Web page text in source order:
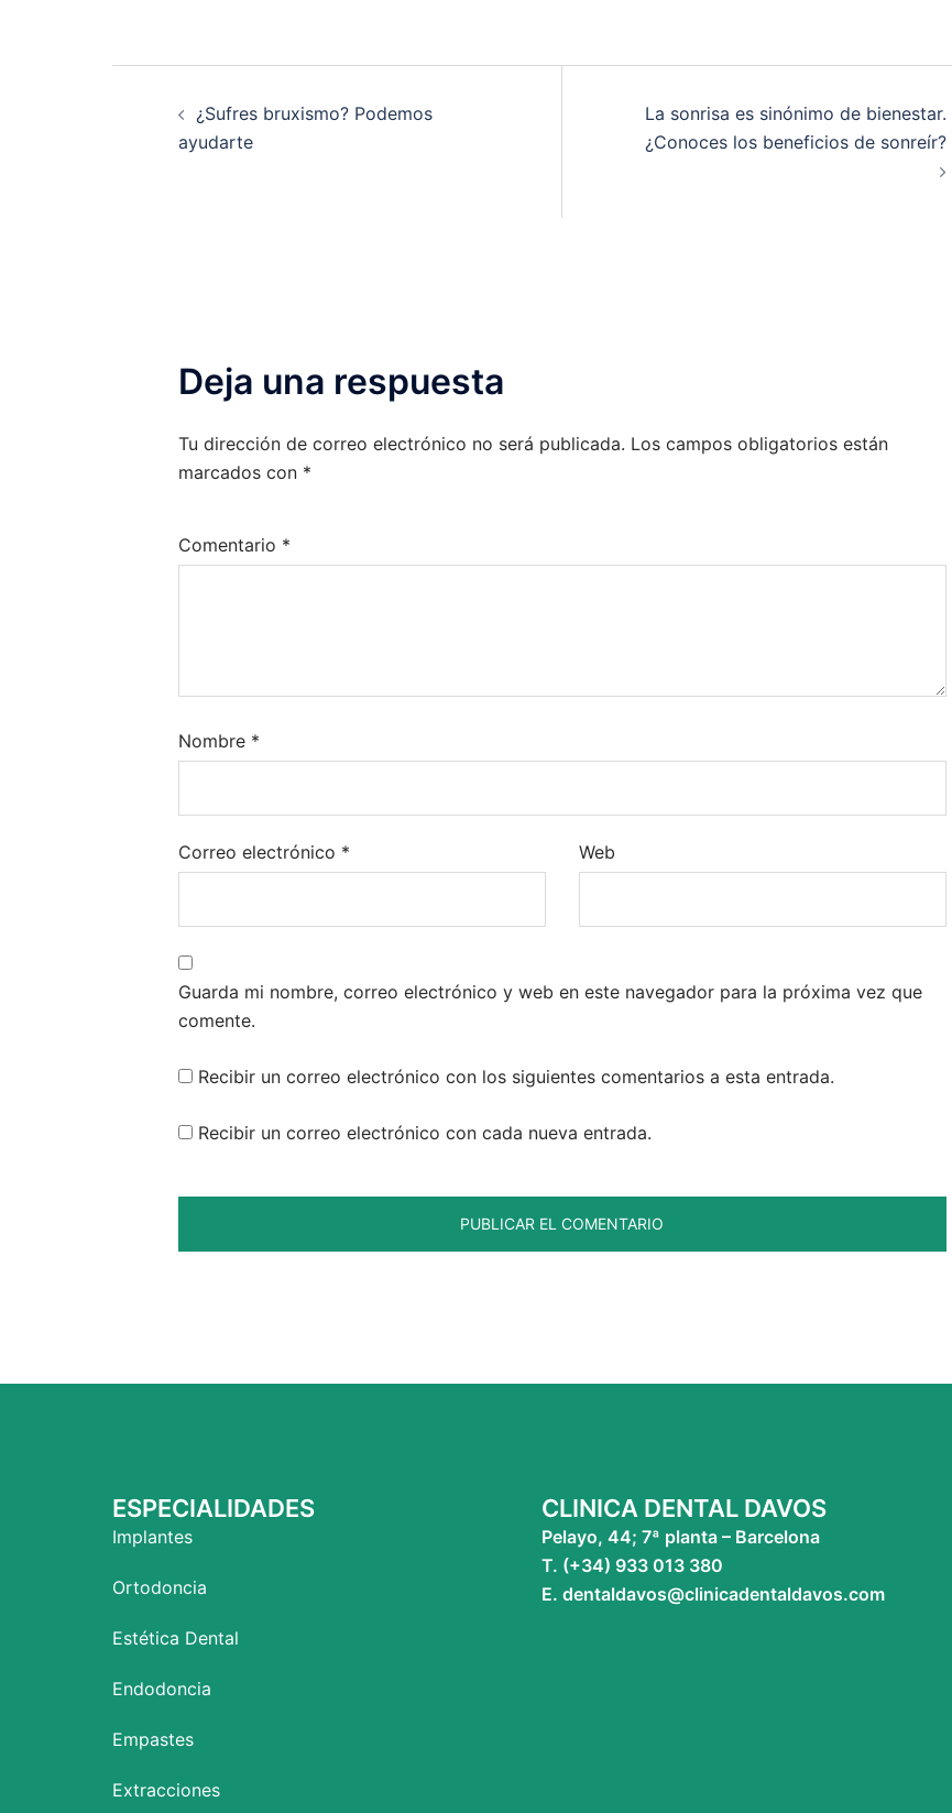
¿Sufres bruxismo? Podemos
ayudarte
La sonrisa es sinónimo de bienestar.
¿Conoces los beneficios de sonreír?
Deja una respuesta
Tu dirección de correo electrónico no será publicada. Los campos obligatorios están
marcados con *
Comentario *
Nombre *
Correo electrónico * Web
Guarda mi nombre, correo electrónico y web en este navegador para la próxima vez que
comente.
Recibir un correo electrónico con los siguientes comentarios a esta entrada.
Recibir un correo electrónico con cada nueva entrada.
ESPECIALIDADES
Implantes
Ortodoncia
Estética Dental
Endodoncia
Empastes
Extracciones
CLINICA DENTAL DAVOS
Pelayo, 44; 7ª planta – Barcelona
T. (+34) 933 013 380
E. dentaldavos@clinicadentaldavos.com